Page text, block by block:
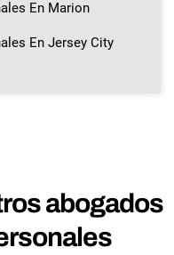
En Marion
En Jersey City
abogados